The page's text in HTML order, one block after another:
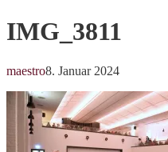
IMG_3811
maestro8. Januar 2024